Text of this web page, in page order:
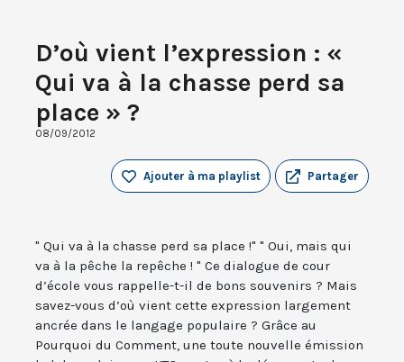
D’où vient l’expression : «
Qui va à la chasse perd sa
place » ?
08/09/2012
Partager
Ajouter à ma playlist
" Qui va à la chasse perd sa place !" " Oui, mais qui
va à la pêche la repêche ! " Ce dialogue de cour
d’école vous rappelle-t-il de bons souvenirs ? Mais
savez-vous d’où vient cette expression largement
ancrée dans le langage populaire ? Grâce au
Pourquoi du Comment, une toute nouvelle émission